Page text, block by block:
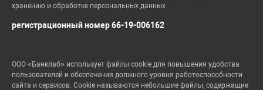
хранению и обработке персональных данных
регистрационный номер 66-19-006162
ООО «Банклаб» использует файлы cookie для повышения удобства
пользователей и обеспечения должного уровня работоспособности
сайта и сервисов. Cookie называются небольшие файлы, содержащие